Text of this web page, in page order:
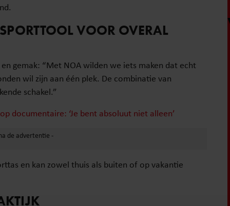
VOOR OVERAL
gemak: “Met NOA wilden we iets maken dat echt
wil zijn aan één plek. De combinatie van
schakel.”
documentaire: ‘Je bent absoluut niet alleen’
en kan zowel thuis als buiten of op vakantie